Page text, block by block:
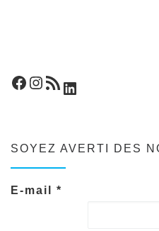
Facebook
Instagram
Flux RSS
LinkedIn
SOYEZ AVERTI DES
E-mail *